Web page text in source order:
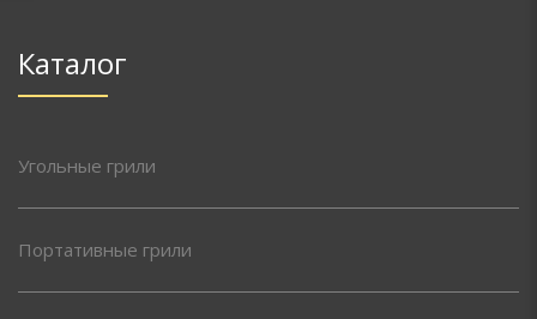
Каталог
Угольные грили
Портативные грили